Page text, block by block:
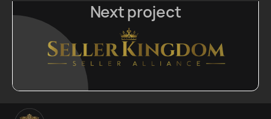
Next project